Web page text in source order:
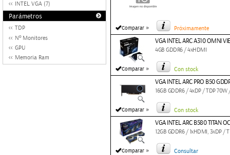
INTEL VGA (7)
Parámetros
TDP
Nº Monitores
GPU
Memoria Ram
Comparar » Próximamente
Comparar »
VGA INTEL ARC A310 OMNI
4GB GDDR6 / 4xHDMI
Con stock
Comparar »
VGA INTEL ARC PRO B50
16GB GDDR6 / 4xDP / TDP 70W
Con stock
Comparar »
VGA INTEL ARC B580 TITAN
12GB GDDR6 / 1xHDMI, 3xDP /
Consultar